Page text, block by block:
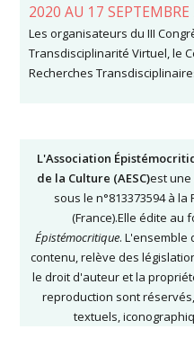
2020 AU 17 SEPTEMBRE
Les organisateurs du III
Transdisciplinarité Virtuel, le
Recherches Transdisciplinaires
L'Association
de la Culture (AESC)est une
sous le n°813373594 à
(France).Elle édite au
Épistémocritique. L'ensemble
contenu, relève des
le droit d'auteur et la
reproduction sont
textuels,